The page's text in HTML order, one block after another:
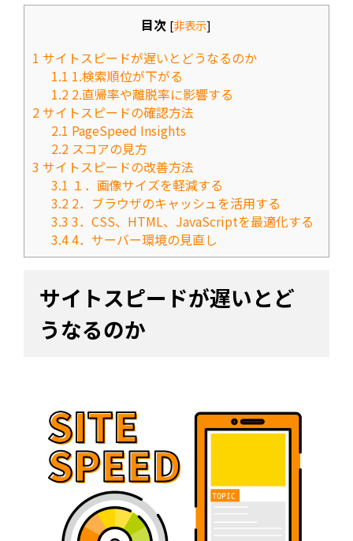
目次 [非表示]
1 サイトスピードが遅いとどうなるのか
1.1 1.検索順位が下がる
1.22.直帰率や離脱率に影響する
2サイトスピードの確認方法
2.1 PageSpeed Insights
2.2スコアの見方
3 サイトスピードの改善方法
3.1 １．画像サイズを軽減する
3.22．ブラウザのキャッシュを活用する
3.3 3．CSS、HTML、JavaScriptを最適化する
3.44．サーバー環境の見直し
サイトスピードが遅いとど
うなるのか